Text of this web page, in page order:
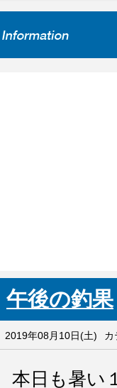
午後の釣果
2019年08月10日(土) カ
本日も暑い